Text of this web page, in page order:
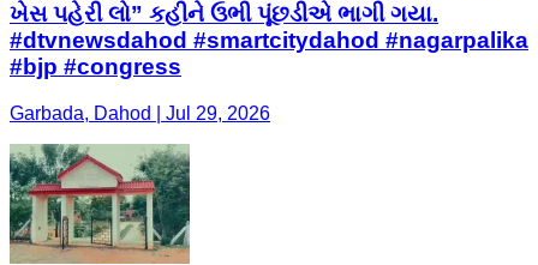
ખેસ પહેરી લો” કહીને ઉભી પૂંછડીએ ભાગી ગયા.
#dtvnewsdahod #smartcitydahod #nagarpalika
#bjp #congress
Garbada, Dahod | Jul 29, 2026